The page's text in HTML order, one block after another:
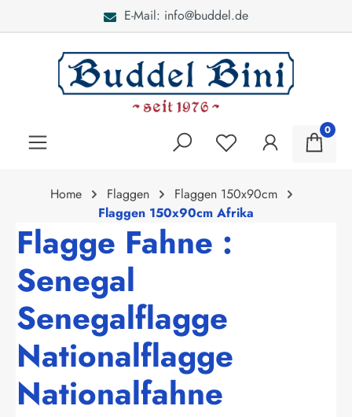
E-Mail: info@buddel.de
0
Home Flaggen
Flaggen 150x90cm
Flaggen 150x90cm Afrika
Flagge Fahne :
Senegal
Senegalflagge
Nationalflagge
Nationalfahne